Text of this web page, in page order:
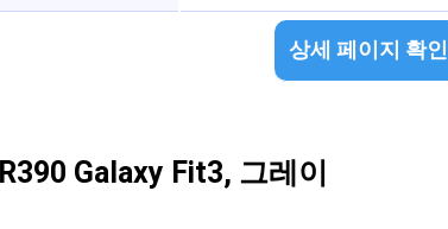
상세 페이지 확인
Galaxy Fit3, 그레이